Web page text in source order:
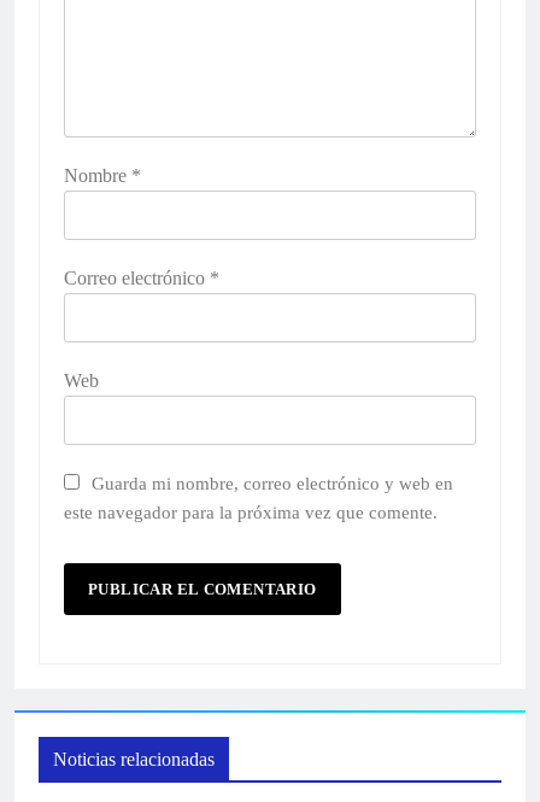
Nombre *
Correo electrónico *
Web
Guarda mi nombre, correo electrónico y web en
este navegador para la próxima vez que comente.
Noticias relacionadas